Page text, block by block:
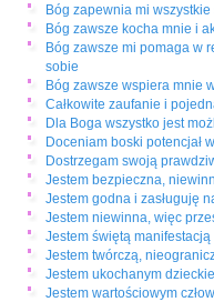
Bóg zapewnia mi
Bóg zawsze kocha mnie i
Bóg zawsze mi pomaga w
sobie
Bóg zawsze wspiera mnie
Całkowite zaufanie i
Dla Boga wszystko jest
Doceniam boski potencjał
Dostrzegam swoją
Jestem bezpieczna,
Jestem godna i zasługuję
Jestem niewinna, więc
Jestem świętą manifestacją
Jestem twórczą,
Jestem ukochanym
Jestem wartościowym